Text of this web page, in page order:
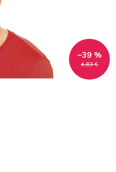
4,83 €
–39 %